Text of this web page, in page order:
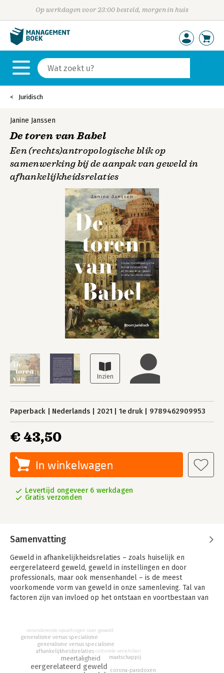
Op werkdagen voor 23:00 besteld, morgen in huis
Juridisch
Janine Janssen
De toren van Babel
Een (rechts)antropologische blik op
samenwerking bij de aanpak van geweld in
afhankelijkheidsrelaties
Paperback Nederlands 2021 1e druk 9789462909953
€ 43,50
In winkelwagen
Levertijd ongeveer 6 werkdagen
Gratis verzonden
Samenvatting
Geweld in afhankelijkheidsrelaties – zoals huiselijk en
eergerelateerd geweld, geweld in instellingen en door
professionals, maar ook mensenhandel – is de meest
voorkomende vorm van geweld in onze samenleving. Tal van
factoren zijn van invloed op het ontstaan en voortbestaan van
samen moeten werken. Niemand is tegen samenwerken,
sterker nog: tegenwoordig wordt alom geroepen dat dat meer
en beter moet gebeuren. Maar samen werken gaat helaas niet
eergerelateerd geweld
meertaligheid
afhankelijkheidsrelaties
generalisme versus specialisme
culturele verschillen
maatschappij
generalisme versus specialisme
corona-paradoxen
veranderende opvattingen over geweld